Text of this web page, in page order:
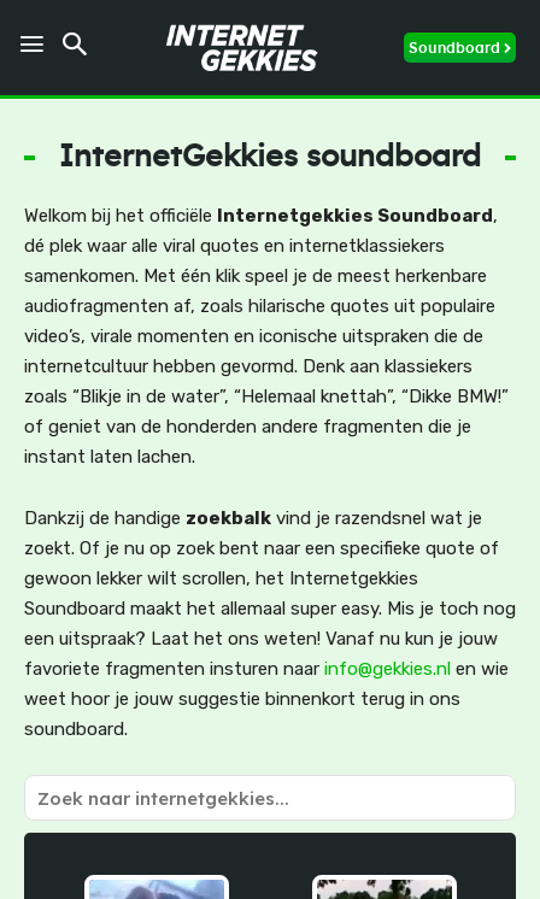
Soundboard
InternetGekkies soundboard
Welkom bij het officiële Internetgekkies Soundboard,
dé plek waar alle viral quotes en internetklassiekers
samenkomen. Met één klik speel je de meest herkenbare
audiofragmenten af, zoals hilarische quotes uit populaire
video’s, virale momenten en iconische uitspraken die de
internetcultuur hebben gevormd. Denk aan klassiekers
zoals “Blikje in de water”, “Helemaal knettah”, “Dikke BMW!”
of geniet van de honderden andere fragmenten die je
instant laten lachen.
Dankzij de handige zoekbalk vind je razendsnel wat je
zoekt. Of je nu op zoek bent naar een specifieke quote of
gewoon lekker wilt scrollen, het Internetgekkies
Soundboard maakt het allemaal super easy. Mis je toch nog
een uitspraak? Laat het ons weten! Vanaf nu kun je jouw
favoriete fragmenten insturen naar info@gekkies.nl en wie
weet hoor je jouw suggestie binnenkort terug in ons
soundboard.